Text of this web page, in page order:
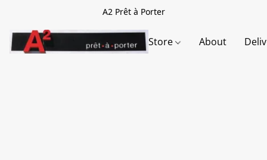
A2 Prêt à Porter
Store About